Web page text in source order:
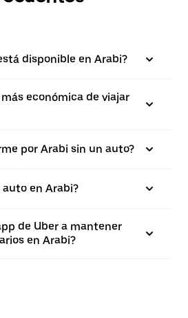
disponible en Arabi?
económica de viajar
por Arabi sin un auto?
en Arabi?
de Uber a mantener
en Arabi?